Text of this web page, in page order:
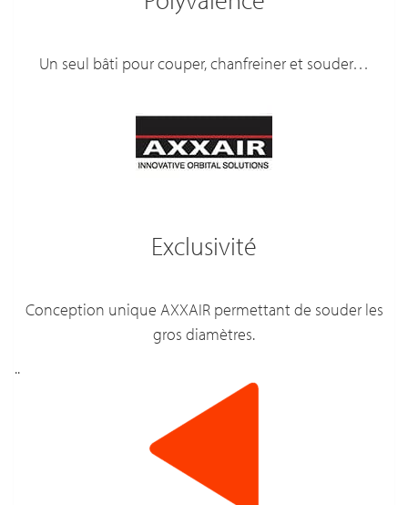
Un seul bâti pour couper, chanfreiner et souder…
Exclusivité
Conception unique AXXAIR permettant de souder les
gros diamètres.
..